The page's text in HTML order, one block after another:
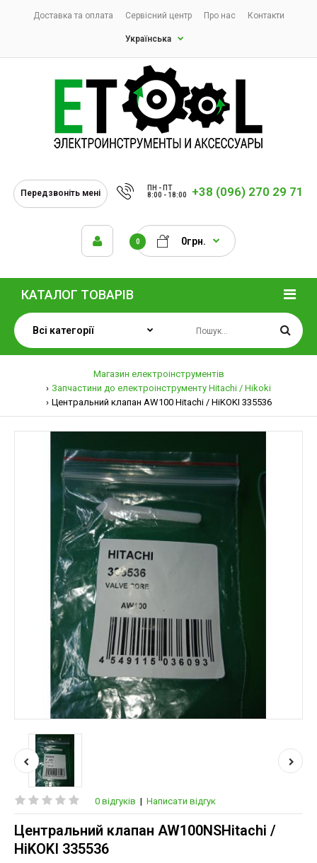
Доставка та оплата Сервісний центр Про нас Контакти
Українська
Передзвоніть мені
ПН - ПТ
8:00 - 18:00
+38 (096) 270 29 71
0 0грн.
КАТАЛОГ ТОВАРІВ
Магазин електроінструментів
Запчастини до електроінструменту Hitachi / Hikoki
Центральний клапан AW100 Hitachi / HiKOKI 335536
0 відгуків | Написати відгук
Центральний клапан AW100NSHitachi /
HiKOKI 335536